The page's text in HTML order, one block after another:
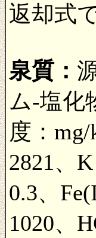
返却式
泉質：
ム-塩化
度：
2821、
0.3、
1020、